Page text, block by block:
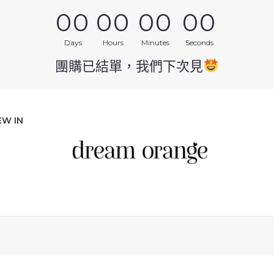
00
Days
00
Hours
00
Minutes
00
Seconds
團購已結單，我們下次見
IN